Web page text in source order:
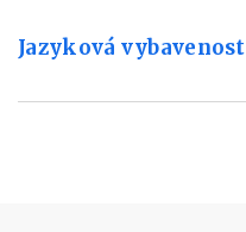
Jazyková vybavenost